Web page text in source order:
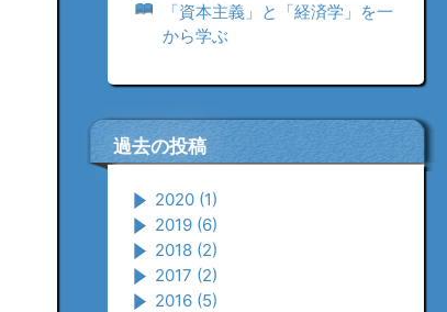
「資本主義」と「経済学」を一
から学ぶ
過去の投稿
2020 (1)
2019 (6)
2018 (2)
2017 (2)
2016 (5)